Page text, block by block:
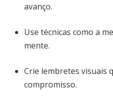
avanço.
Use técnicas como a
mente.
Crie lembretes visuais
compromisso.